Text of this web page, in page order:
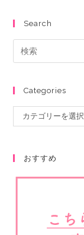
Search
Categories
カテゴリーを選択
おすすめ